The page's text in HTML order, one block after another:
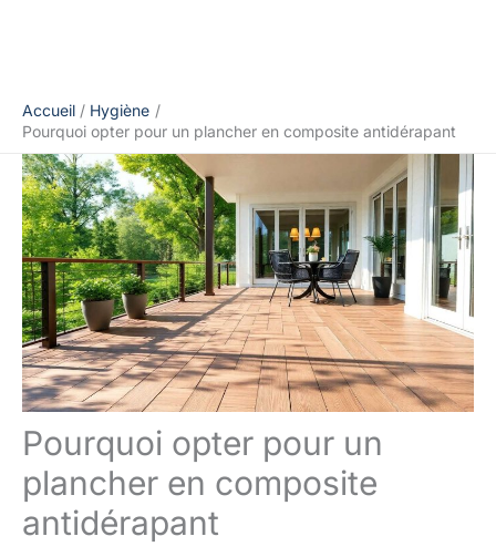
Accueil
Hygiène
Pourquoi opter pour un plancher en composite antidérapant
Pourquoi opter pour un
plancher en composite
antidérapant